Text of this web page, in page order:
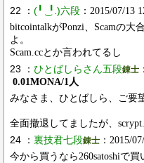
22 ： (╹ ͜ ╹.)六段 ：2015/07/13
bitcointalkがPonzi、Scamの大
よ。
Scam.ccとか言われてるし
23 ： ひとばしらさん五段錬士
0.01MONA/1人
みなさま、ひとばしら、ご要
全面撤退してましたが、
24 ： 裏技君七段錬士 ：2015/
今から買うなら260satoshiで